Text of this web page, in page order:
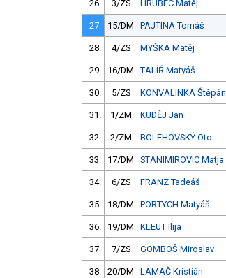
26. 3/ZS HRUBEC Matěj
27. 15/DM PAJTINA Tomáš
28. 4/ZS MYŠKA Matěj
29. 16/DM TALÍŘ Matyáš
30. 5/ZS KONVALINKA Štěpán
31. 1/ZM KUDĚJ Jan
32. 2/ZM BOLEHOVSKÝ Oto
33. 17/DM STANIMIROVIC Matja
34. 6/ZS FRANZ Tadeáš
35. 18/DM PORTYCH Matyáš
36. 19/DM KLEUT Ilija
37. 7/ZS GOMBOŠ Miroslav
38. 20/DM LAMAČ Kristián